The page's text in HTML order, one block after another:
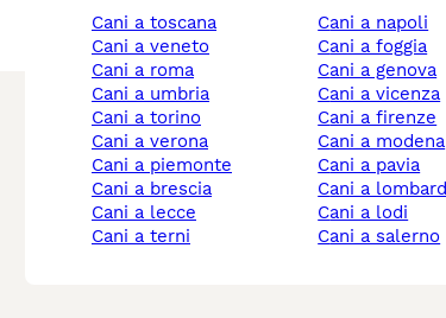
cani a toscana
cani a veneto
cani a roma
cani a umbria
cani a torino
cani a verona
cani a piemonte
cani a brescia
cani a lecce
cani a terni
cani a napoli
cani a foggia
cani a genova
cani a vicenza
cani a firenze
cani a modena
cani a pavia
cani a
cani a lodi
cani a salerno